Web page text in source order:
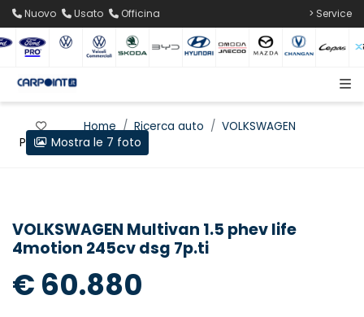
Nuovo Usato Officina > Service
Preferiti
Home Ricerca auto
VOLKSWAGEN
Multivan
Mostra le 7 foto
VOLKSWAGEN Multivan 1.5 phev life
4motion 245cv dsg 7p.ti
€ 60.880